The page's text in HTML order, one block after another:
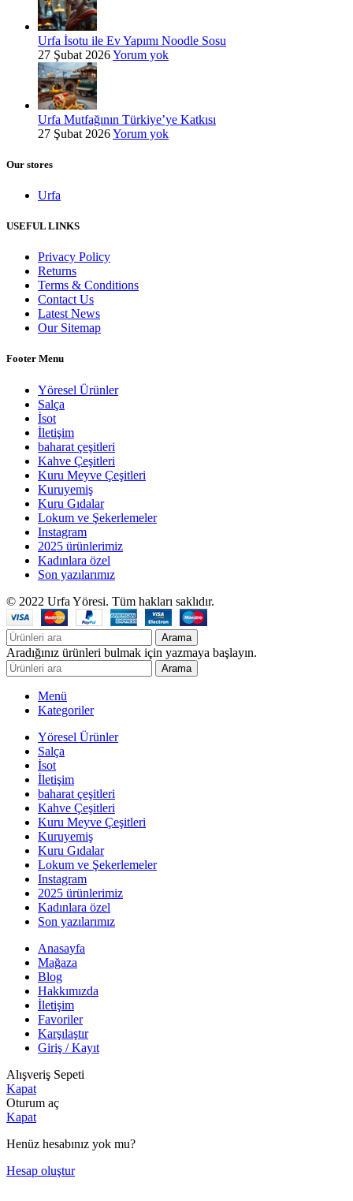
Urfa İsotu ile Ev Yapımı Noodle Sosu
27 Şubat 2026Yorum yok
Urfa Mutfağının Türkiye’ye Katkısı
27 Şubat 2026Yorum yok
Our stores
Urfa
USEFUL LINKS
Privacy Policy
Returns
Terms & Conditions
Contact Us
Latest News
Our Sitemap
Footer Menu
Yöresel Ürünler
Salça
İsot
İletişim
baharat çeşitleri
Kahve Çeşitleri
Kuru Meyve Çeşitleri
Kuruyemiş
Kuru Gıdalar
Lokum ve Şekerlemeler
Instagram
2025 ürünlerimiz
Kadınlara özel
Son yazılarımız
© 2022 Urfa Yöresi. Tüm hakları saklıdır.
Arama
Aradığınız ürünleri bulmak için yazmaya başlayın.
Arama
Menü
Kategoriler
Yöresel Ürünler
Salça
İsot
İletişim
baharat çeşitleri
Kahve Çeşitleri
Kuru Meyve Çeşitleri
Kuruyemiş
Kuru Gıdalar
Lokum ve Şekerlemeler
Instagram
2025 ürünlerimiz
Kadınlara özel
Son yazılarımız
Anasayfa
Mağaza
Blog
Hakkımızda
İletişim
Favoriler
Karşılaştır
Giriş / Kayıt
Alışveriş Sepeti
Kapat
Oturum aç
Kapat
Henüz hesabınız yok mu?
Hesap oluştur